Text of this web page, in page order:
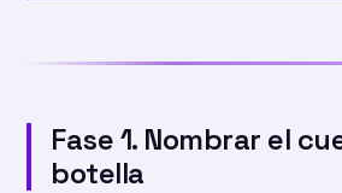
Fase 1. Nombrar el
botella